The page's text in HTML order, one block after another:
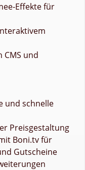
Effekte für
CMS und
und schnelle
Preisgestaltung
Boni.tv für
Gutscheine